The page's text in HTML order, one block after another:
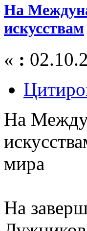
На
искусствам
« :
На
мира
На